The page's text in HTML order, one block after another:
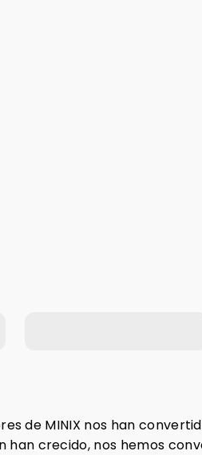
de MINIX nos han
crecido, nos hemos